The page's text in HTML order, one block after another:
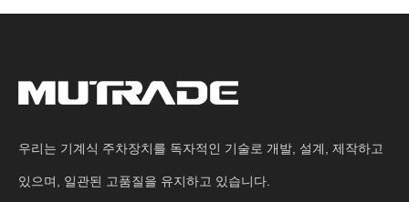
우리는 기계식 주차장치를 독자적인 기술로 개발, 설계, 제작하고
있으며, 일관된 고품질을 유지하고 있습니다.